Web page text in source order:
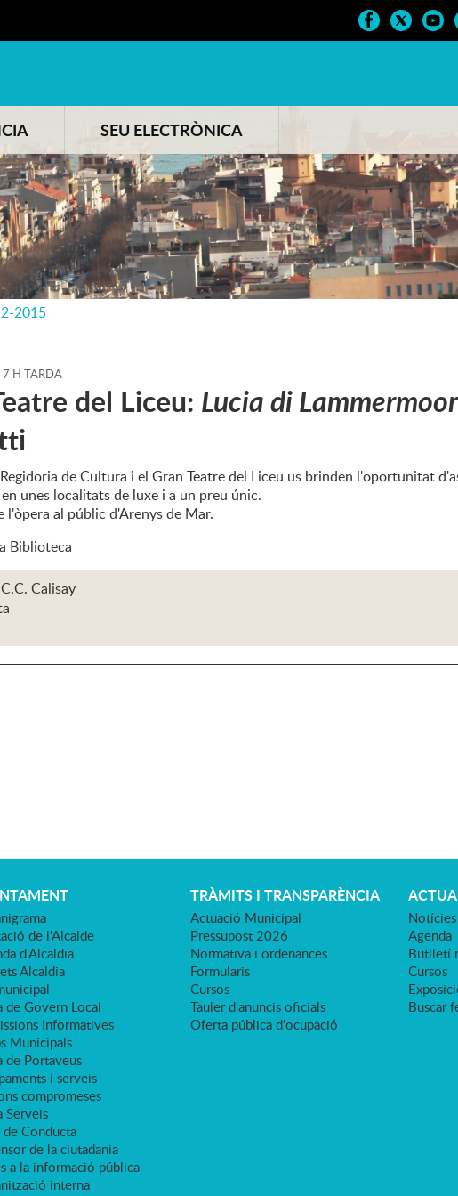
SEU ELECTRÒNICA
2015
7 H TARDA
del Liceu: Lucia di Lammermoor
de Cultura i el Gran Teatre del Liceu us brinden l'oportunitat
unes localitats de luxe i a un preu únic.
al públic d'Arenys de Mar.
Biblioteca
Calisay
de l'Alcalde
d'Alcaldia
Alcaldia
de Govern Local
Informatives
Municipals
de Portaveus
i serveis
compromeses
Serveis
Conducta
de la ciutadania
a la informació pública
interna
TRÀMITS I TRANSPARÈNCIA
Actuació Municipal
Pressupost 2026
Normativa i ordenances
Formularis
Cursos
Tauler d'anuncis oficials
Oferta pública d'ocupació
Notícies
Agenda
Butlletí
Cursos
Buscar